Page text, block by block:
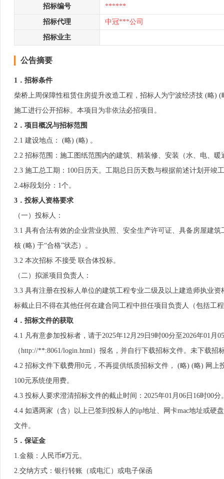
招标编号 ******
招标代理 中冠***公司
招标业主
公告摘要
1 ． 招标条件
柴桥上周保障性租赁住房提升改造工程，招标人为宁波经济技 (略)
施工进行公开招标。本项目为非依法必招项目。
2．项目概况与招标范围
2.1 建设地点： (略) (略) 。
2.2 招标范围：施工图纸范围内的建筑、精装修、安装（水、电、
2.3 施工总工期：100日历天。工期总日历天数与根据前述计划开竣
2.4标段划分：1个。
3．投标人资格要求
（一）投标人：
3.1 具有合法有效的企业营业执照、安全生产许可证、具备房屋建
核 (略) 于“合格”状态）。
3.2 本次招标 不接受 联合体投标。
（二）拟派项目负责人：
3.3 具有注册在投标人单位的建筑工程专业二级及以上建造师执业
标截止日不得在其他任何在建合同工程中担任项目负责人（包括工
4．招标文件的获取
4.1 凡有意参加投标者，请于2025年12月29日9时00分至2026年01
（http://**:8061/login.html）报名，并自行下载招标文件。未下载
4.2 招标文件下载费用0元，不再提供纸质招标文件， (略) (略) 网
100元系统使用费。
4.3 投标人要求澄清招标文件的截止时间：2025年01月06日16时00分
4.4 如遇两家（含）以上已签到投标人的ip地址、网卡mac地址或硬
文件。
5 ．保证金
1.金额：人民币#万元。
2.交纳方式：银行转账（或电汇）或电子保函